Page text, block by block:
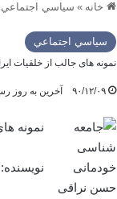
خانه » سياسي اجتماعي
سياسي اجتماعي
نمونه های جالب از خلقیات
۹۰/۱۲/۰۹ آخرین به روز رسانی:
نمونه